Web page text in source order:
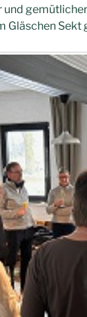
und
Gläschen Sekt